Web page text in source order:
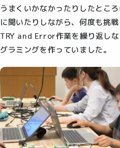
うまくいかなかったりしたとこ
に聞いたりしながら、何度も挑戦
TRY and Error作業を繰り返し
グラミングを作っていました。